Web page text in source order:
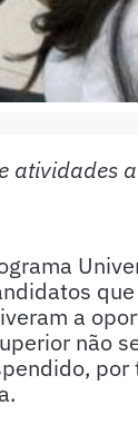
atividades
a
não
por